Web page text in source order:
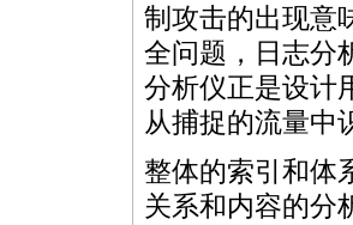
制攻击的出现意
全问题，日志分
分析仪正是设计
从捕捉的流量中
整体的索引和体
关系和内容的分